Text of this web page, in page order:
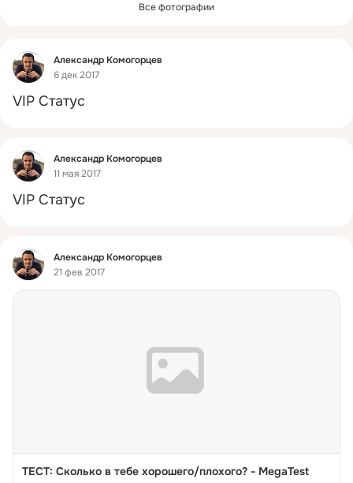
Все фотографии
Фид
Александр Комогорцев
6 дек 2017
VIP Статус
Фид
Александр Комогорцев
11 мая 2017
VIP Статус
Фид
Александр Комогорцев
21 фев 2017
ТЕСТ: Сколько в тебе хорошего/плохого? - MegaTest